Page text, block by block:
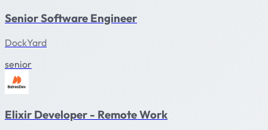
Senior Software Engineer
DockYard
senior
Elixir Developer - Remote Work